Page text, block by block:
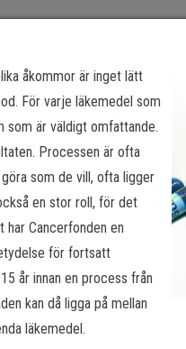
åkommor är inget lätt
För varje läkemedel som
som är väldigt omfattande.
Processen är ofta
som de vill, ofta ligger
en stor roll, för det
har Cancerfonden en
för fortsatt
år innan en process från
kan då ligga på mellan
läkemedel.